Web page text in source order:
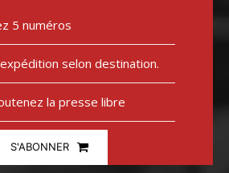
5 numéros
selon destination.
la presse libre
S'ABONNER